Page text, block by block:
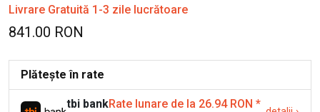
Livrare Gratuită 1-3 zile lucrătoare
841.00 RON
Plătește în rate
tbi bankRate lunare de la 26.94 RON *